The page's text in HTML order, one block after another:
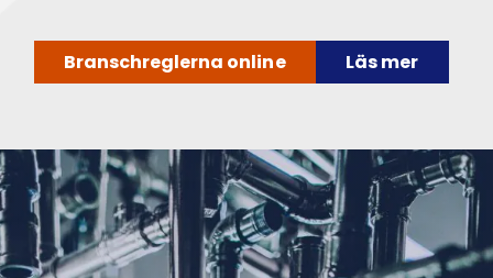
Branschreglerna online Läs mer